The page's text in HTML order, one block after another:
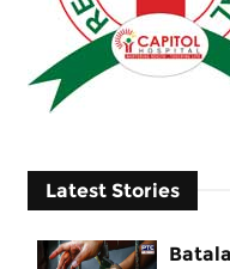
Latest Stories